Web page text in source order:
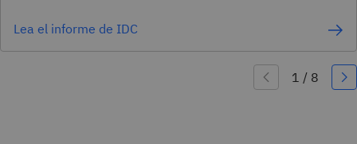
Lea el informe de IDC